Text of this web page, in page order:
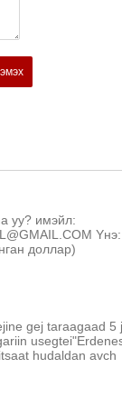
уу? имэйл:
Yнэ:
доллар)
gej taraagaad 5
hudaldan avch